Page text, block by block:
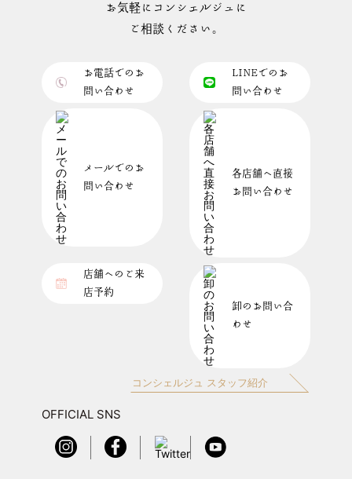
お気軽にコンシェルジュに
ご相談ください。
お電話でのお
問い合わせ
LINEでのお
問い合わせ
メールでのお
問い合わせ
各店舗へ直接
お問い合わせ
店舗へのご来
店予約
卸のお問い合
わせ
コンシェルジュ スタッフ紹介
OFFICIAL SNS